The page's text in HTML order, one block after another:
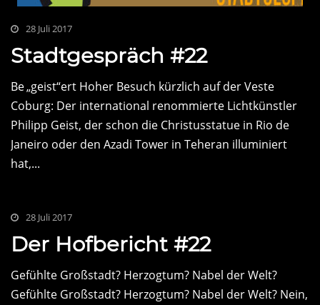
28 Juli 2017
Stadtgespräch #22
Be „geist“ert Hoher Besuch kürzlich auf der Veste
Coburg: Der international renommierte Lichtkünstler
Philipp Geist, der schon die Christusstatue in Rio de
Janeiro oder den Azadi Tower in Teheran illuminiert
hat,...
28 Juli 2017
Der Hofbericht #22
Gefühlte Großstadt? Herzogtum? Nabel der Welt?
Gefühlte Großstadt? Herzogtum? Nabel der Welt? Nein,